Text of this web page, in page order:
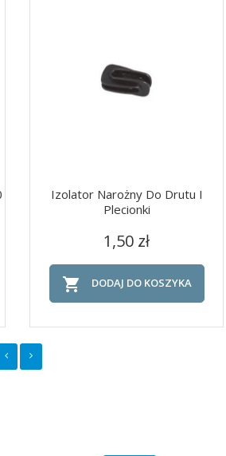
Szybki podgląd
Izolator Narożny Do Drutu I
Plecionki
Cena
1,50 zł
 DODAJ DO KOSZYKA